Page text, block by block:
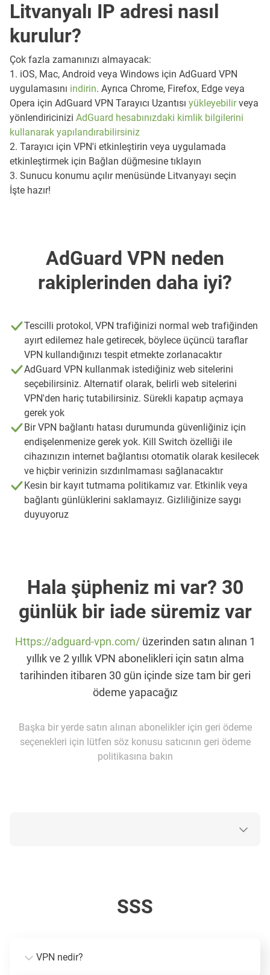
Litvanyalı IP adresi nasıl
kurulur?
Çok fazla zamanınızı almayacak:
1. iOS, Mac, Android veya Windows için AdGuard VPN
uygulamasını indirin. Ayrıca Chrome, Firefox, Edge veya
Opera için AdGuard VPN Tarayıcı Uzantısı yükleyebilirveya
yönlendiricinizi AdGuard hesabınızdaki kimlik bilgilerini
kullanarak yapılandırabilirsiniz
2. Tarayıcı için VPN'i etkinleştirin veya uygulamada
etkinleştirmek için Bağlan düğmesine tıklayın
3. Sunucu konumu açılır menüsünde Litvanyayı seçin
İşte hazır!
AdGuard VPN neden
rakiplerinden daha iyi?
Tescilli protokol, VPN trafiğinizi normal web trafiğinden
ayırt edilemez hale getirecek, böylece üçüncü taraflar
VPN kullandığınızı tespit etmekte zorlanacaktır
AdGuard VPN kullanmak istediğiniz web sitelerini
seçebilirsiniz. Alternatif olarak, belirli web sitelerini
VPN'den hariç tutabilirsiniz. Sürekli kapatıp açmaya
gerek yok
Bir VPN bağlantı hatası durumunda güvenliğiniz için
endişelenmenize gerek yok. Kill Switch özelliği ile
cihazınızın internet bağlantısı otomatik olarak kesilecek
ve hiçbir verinizin sızdırılmaması sağlanacaktır
Kesin bir kayıt tutmama politikamız var. Etkinlik veya
bağlantı günlüklerini saklamayız. Gizliliğinize saygı
duyuyoruz
Hala şüpheniz mi var? 30
günlük bir iade süremiz var
Https://adguard-vpn.com/üzerinden satın alınan 1
yıllık ve 2 yıllık VPN abonelikleri için satın alma
tarihinden itibaren 30 gün içinde size tam bir geri
ödeme yapacağız
Başka bir yerde satın alınan abonelikler için geri ödeme
seçenekleri için lütfen söz konusu satıcının geri ödeme
politikasına bakın
SSS
VPN nedir?